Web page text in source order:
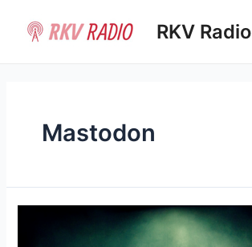
contenido
RKV Radio
Mastodon